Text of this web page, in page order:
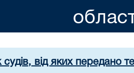
судів, від яких передано